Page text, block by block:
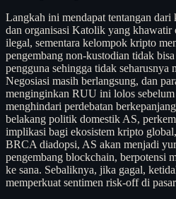
Langkah ini mendapat tentangan
dan organisasi Katolik yang khawatir
ilegal, sementara kelompok kripto
pengembang non-kustodian tidak
pengguna sehingga tidak seharusnya
Negosiasi masih berlangsung, dan
menginginkan RUU ini lolos
menghindari perdebatan
belakang politik domestik AS,
implikasi bagi ekosistem kripto
BRCA diadopsi, AS akan menjadi
pengembang blockchain, berpotensi
ke sana. Sebaliknya, jika gagal,
memperkuat sentimen risk-off di